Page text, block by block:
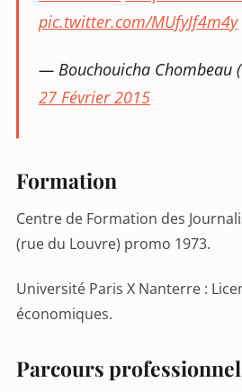
pic.twitter.com/MUfyJf4m4y
— Bouchouicha Chombeau
27 Février 2015
Formation
Centre de Formation des
(rue du Louvre) promo 1973.
Université Paris X Nanterre :
économiques.
Parcours professionnel